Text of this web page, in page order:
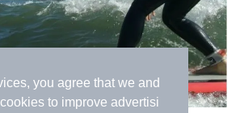
you agree that we and
to improve advertisi